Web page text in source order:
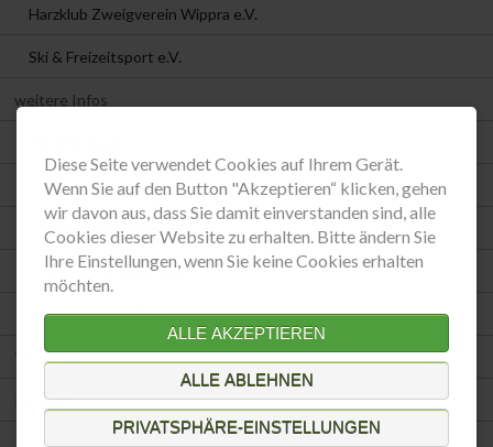
Diese Seite verwendet Cookies auf Ihrem Gerät.
Wenn Sie auf den Button "Akzeptieren“ klicken, gehen
wir davon aus, dass Sie damit einverstanden sind, alle
Cookies dieser Website zu erhalten. Bitte ändern Sie
Ihre Einstellungen, wenn Sie keine Cookies erhalten
möchten.
ALLE AKZEPTIEREN
ALLE ABLEHNEN
PRIVATSPHÄRE-EINSTELLUNGEN
Harzklub Zweigverein Wippra e.V.
Ski & Freizeitsport e.V.
weitere Infos
Übersicht
Unser Kindergarten
Unsere Grundschule
Unterkünfte & Gewerbe
Termine
Kontakt